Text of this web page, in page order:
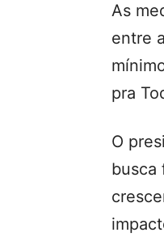
As
entre
pra
O
busca